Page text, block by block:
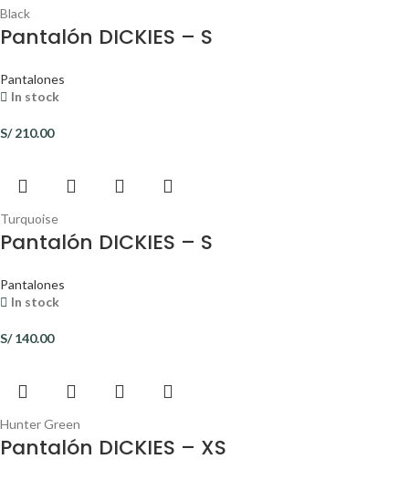
Black
Pantalón DICKIES – S
Pantalones
In stock
S/210.00
Turquoise
Pantalón DICKIES – S
Pantalones
In stock
S/140.00
Hunter Green
Pantalón DICKIES – XS